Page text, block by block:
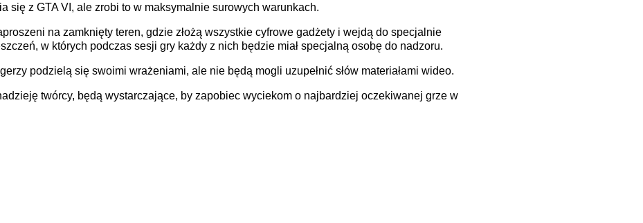
się z GTA VI, ale zrobi to w maksymalnie surowych warunkach.
na zamknięty teren, gdzie złożą wszystkie cyfrowe gadżety i wejdą do specjalnie
w których podczas sesji gry każdy z nich będzie miał specjalną osobę do nadzoru.
podzielą się swoimi wrażeniami, ale nie będą mogli uzupełnić słów materiałami wideo.
twórcy, będą wystarczające, by zapobiec wyciekom o najbardziej oczekiwanej grze w